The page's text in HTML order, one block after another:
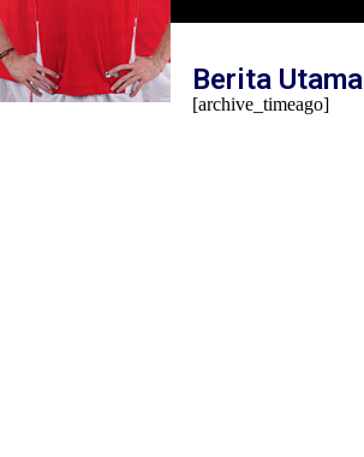
Berita Utama
[archive_timeago]